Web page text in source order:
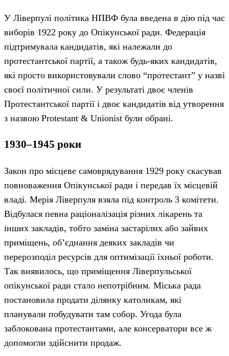
У Ліверпулі політика НПВФ була введена в дію під час
виборів 1922 року до Опікунської ради. Федерація
підтримувала кандидатів, які належали до
протестантської партії, а також будь-яких кандидатів,
які просто використовували слово “протестант” у назві
своєї політичної сили. У результаті двоє членів
Протестантської партії і двоє кандидатів від утворення
з назвою Protestant & Unionist були обрані.
1930–1945 роки
Закон про місцеве самоврядування 1929 року скасував
повноваження Опікунської ради і передав їх місцевій
владі. Мерія Ліверпуля взяла під контроль 3 комітети.
Відбулася певна раціоналізація різних лікарень та
інших закладів, тобто заміна застарілих або зайвих
приміщень, об’єднання деяких закладів чи
перерозподіл ресурсів для оптимізації їхньої роботи.
Так виявилось, що приміщення Ліверпульської
опікунської ради стало непотрібним. Міська рада
постановила продати ділянку католикам, які
планували побудувати там собор. Угода була
заблокована протестантами, але консерватори все ж
допомогли здійснити продаж.